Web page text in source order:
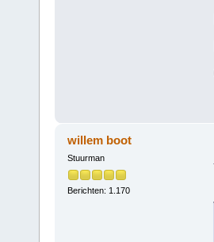
willem boot
Stuurman
Berichten: 1.170